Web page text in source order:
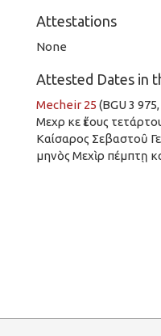
Attestations
None
Attested Dates in
Mecheir 25 (BGU 3
Μεχρ κε ἔτους
Καίσαρος Σεβαστοῦ
μηνὸς Μεχὶρ πέμπτῃ